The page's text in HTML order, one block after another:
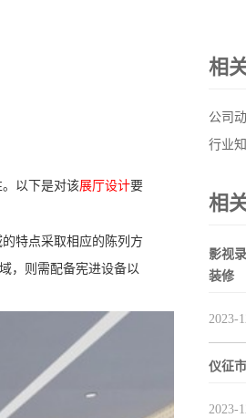
以下是对该展厅设计要
特点采取相应的陈列方
，则需配备宪进设备以
相
公司
行业
相
影视
装修
2023-
仪征
2023-